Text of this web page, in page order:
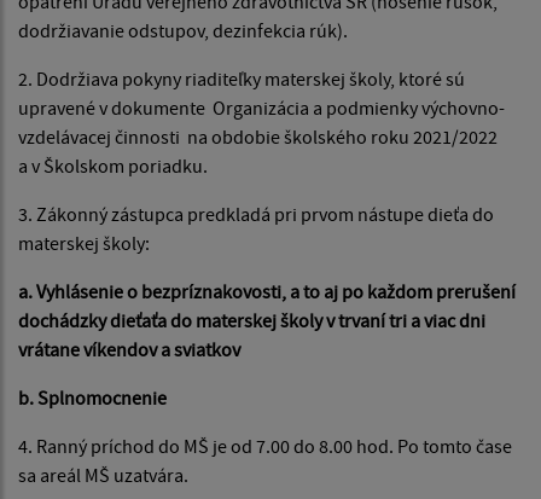
dodržiavanie odstupov, dezinfekcia rúk).
2. Dodržiava pokyny riaditeľky materskej školy, ktoré sú
upravené v dokumente Organizácia a podmienky výchovno-
vzdelávacej činnosti na obdobie školského roku 2021/2022
a v Školskom poriadku.
3. Zákonný zástupca predkladá pri prvom nástupe dieťa do
materskej školy:
a. Vyhlásenie o bezpríznakovosti, a to aj po každom prerušení
dochádzky dieťaťa do materskej školy v trvaní tri a viac dni
vrátane víkendov a sviatkov
b. Splnomocnenie
4. Ranný príchod do MŠ je od 7.00 do 8.00 hod. Po tomto čase
sa areál MŠ uzatvára.